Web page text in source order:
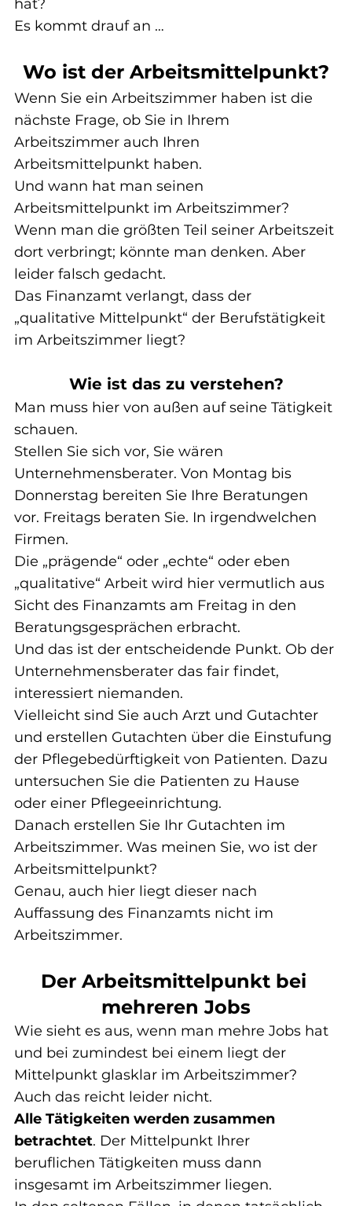
hat?
Es kommt drauf an …
Wo ist der Arbeitsmittelpunkt?
Wenn Sie ein Arbeitszimmer haben ist die
nächste Frage, ob Sie in Ihrem
Arbeitszimmer auch Ihren
Arbeitsmittelpunkt haben.
Und wann hat man seinen
Arbeitsmittelpunkt im Arbeitszimmer?
Wenn man die größten Teil seiner Arbeitszeit
dort verbringt; könnte man denken. Aber
leider falsch gedacht.
Das Finanzamt verlangt, dass der
„qualitative Mittelpunkt“ der Berufstätigkeit
im Arbeitszimmer liegt?
Wie ist das zu verstehen?
Man muss hier von außen auf seine Tätigkeit
schauen.
Stellen Sie sich vor, Sie wären
Unternehmensberater. Von Montag bis
Donnerstag bereiten Sie Ihre Beratungen
vor. Freitags beraten Sie. In irgendwelchen
Firmen.
Die „prägende“ oder „echte“ oder eben
„qualitative“ Arbeit wird hier vermutlich aus
Sicht des Finanzamts am Freitag in den
Beratungsgesprächen erbracht.
Und das ist der entscheidende Punkt. Ob der
Unternehmensberater das fair findet,
interessiert niemanden.
Vielleicht sind Sie auch Arzt und Gutachter
und erstellen Gutachten über die Einstufung
der Pflegebedürftigkeit von Patienten. Dazu
untersuchen Sie die Patienten zu Hause
oder einer Pflegeeinrichtung.
Danach erstellen Sie Ihr Gutachten im
Arbeitszimmer. Was meinen Sie, wo ist der
Arbeitsmittelpunkt?
Genau, auch hier liegt dieser nach
Auffassung des Finanzamts nicht im
Arbeitszimmer.
Der Arbeitsmittelpunkt bei
mehreren Jobs
Wie sieht es aus, wenn man mehre Jobs hat
und bei zumindest bei einem liegt der
Mittelpunkt glasklar im Arbeitszimmer?
Auch das reicht leider nicht.
Alle Tätigkeiten werden zusammen
betrachtet. Der Mittelpunkt Ihrer
beruflichen Tätigkeiten muss dann
insgesamt im Arbeitszimmer liegen.